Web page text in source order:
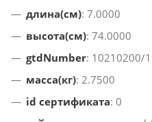
длина(см): 7.0000
высота(см): 74.0000
gtdNumber: 10210200/
масса(кг): 2.7500
id сертификата: 0